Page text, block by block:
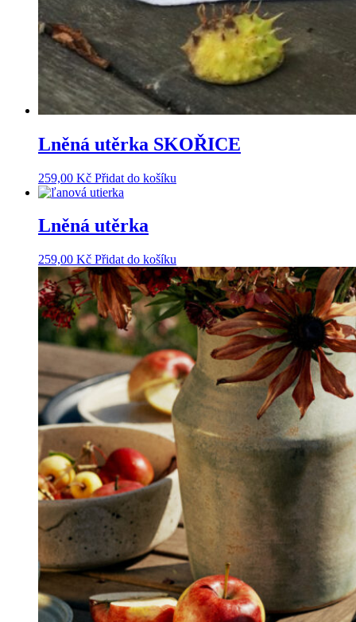
Lněná utěrka SKOŘICE
259,00 Kč Přidat do košíku
Lněná utěrka
259,00 Kč Přidat do košíku